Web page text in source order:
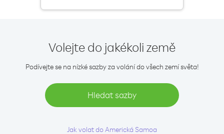
Volejte do jakékoli země
Podívejte se na nízké sazby za volání do všech zemí světa!
Hledat sazby
Jak volat do Americká Samoa